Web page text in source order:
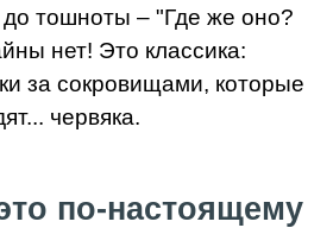
до тошноты – "Где же оно?
нет! Это классика:
за сокровищами, которые
червяка.
по-настоящему